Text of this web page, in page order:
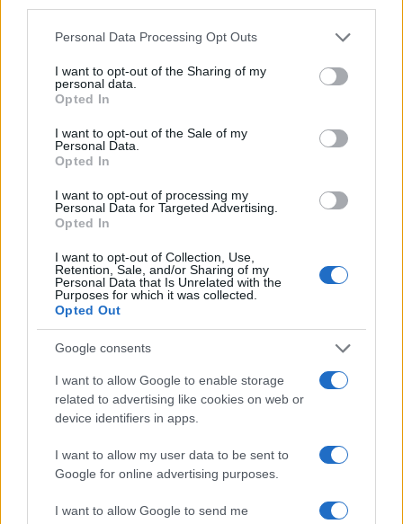
Please note that this website/app uses one or more Google
not limited to your visit or usage behaviour. You may click to
grant or deny consent to Google and its third-party tags to
use your data for below specified purposes in below Google
consent section.
Personal Data Processing Opt Outs
I want to opt-out of the Sharing of my
personal data.
Opted In
I want to opt-out of the Sale of my
Personal Data.
Opted In
I want to opt-out of processing my
Personal Data for Targeted Advertising.
Opted In
I want to opt-out of Collection, Use,
Retention, Sale, and/or Sharing of my
Personal Data that Is Unrelated with the
Purposes for which it was collected.
Opted Out
Google consents
I want to allow Google to enable storage
related to advertising like cookies on web or
device identifiers in apps.
I want to allow my user data to be sent to
Google for online advertising purposes.
I want to allow Google to send me